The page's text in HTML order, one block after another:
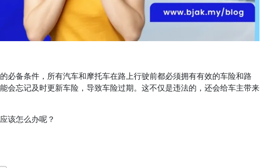
必备条件，所有汽车和摩托车在路上行驶前都必须拥有有效的车险和路
会忘记及时更新车险，导致车险过期。这不仅是违法的，还会给车主带来
该怎么办呢？